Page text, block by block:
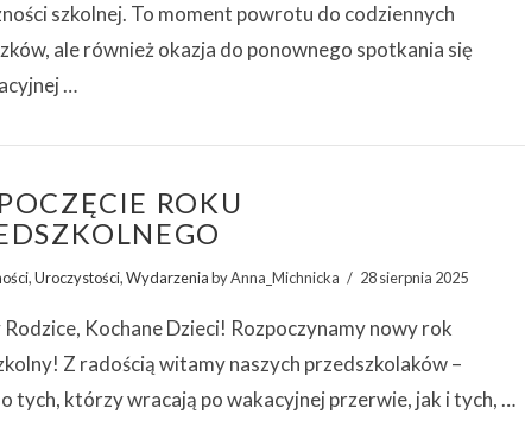
szkolnej. To moment powrotu do codziennych
ale również okazja do ponownego spotkania się
…
ROKU
,Uroczystości,Wydarzeniaby Anna_Michnicka 28 sierpnia 2025
Kochane Dzieci! Rozpoczynamy nowy rok
Z radością witamy naszych przedszkolaków –
tych, którzy wracają po wakacyjnej przerwie, jak i tych, …